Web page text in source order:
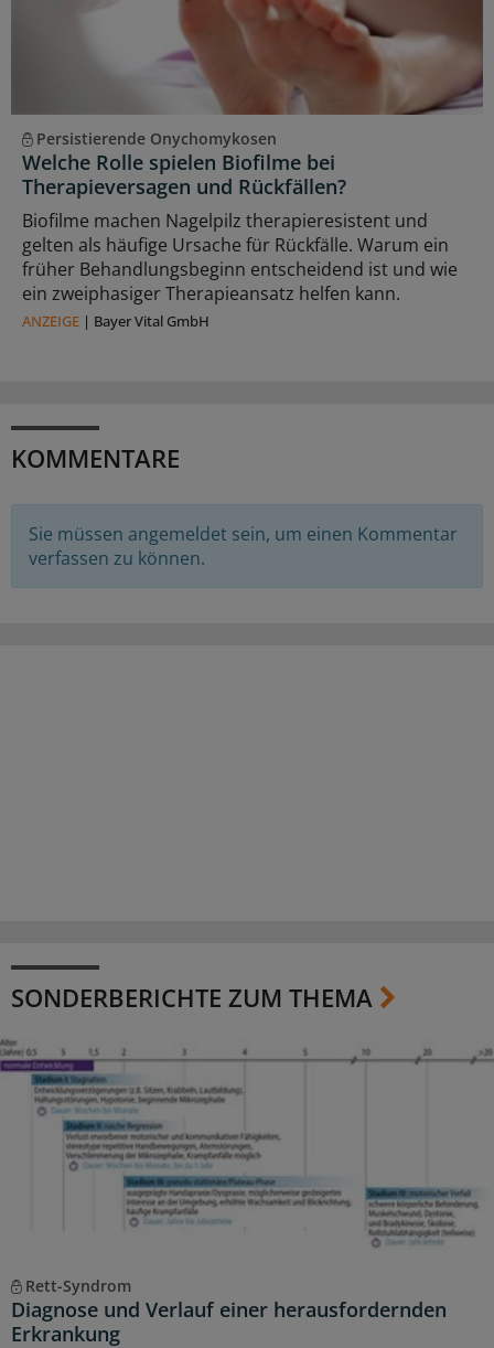
Persistierende Onychomykosen
Welche Rolle spielen Biofilme bei
Therapieversagen und Rückfällen?
Biofilme machen Nagelpilz therapieresistent und
gelten als häufige Ursache für Rückfälle. Warum ein
früher Behandlungsbeginn entscheidend ist und wie
ein zweiphasiger Therapieansatz helfen kann.
ANZEIGE | Bayer Vital GmbH
KOMMENTARE
Sie müssen angemeldet sein, um einen Kommentar
verfassen zu können.
SONDERBERICHTE ZUM THEMA
Rett-Syndrom
Diagnose und Verlauf einer herausfordernden
Erkrankung